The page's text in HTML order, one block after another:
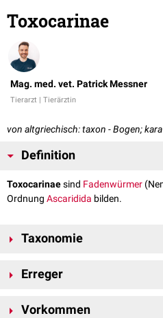
Toxocarinae
Mag. med. vet. Patrick Messner
Tierarzt | Tierärztin
von altgriechisch: taxon - Bogen;
Definition
Toxocarinaesind Fadenwürmer
Ordnung Ascaridida bilden.
Taxonomie
Stamm:
Erreger
Dünndarmparasitenvon
Vorkommen